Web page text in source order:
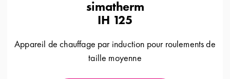
simatherm
IH 125
Appareil de chauffage par induction pour roulements de
taille moyenne